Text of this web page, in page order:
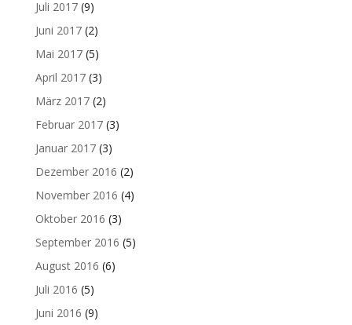
Juli 2017(9)
Juni 2017(2)
Mai 2017(5)
April 2017(3)
März 2017(2)
Februar 2017(3)
Januar 2017(3)
Dezember 2016 (2)
November 2016 (4)
Oktober 2016 (3)
September 2016 (5)
August 2016 (6)
Juli 2016 (5)
Juni 2016 (9)